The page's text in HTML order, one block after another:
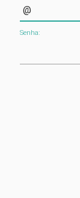
Senha: